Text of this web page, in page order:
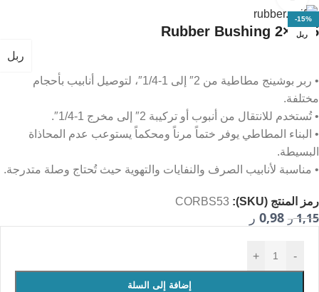
-15%
ربل
Rubber Bushing 2×1.25
ربل
• ربر بوشينج مطاطية من 2″ إلى 1-1/4″، لتوصيل أنابيب بأحجام
مختلفة.
• تُستخدم للانتقال من أنبوب أو تركيبة 2″ إلى مخرج 1-1/4″.
• البناء المطاطي يوفر ختماً مرناً ومحكماً يستوعب عدم المحاذاة
البسيطة.
• مناسبة لأنابيب الصرف والنفايات والتهوية حيث تُحتاج وصلة متدرجة.
رمز المنتج (SKU): CORBS53
1,15 ر 0,98 ر
-
+
إضافة إلى السلة